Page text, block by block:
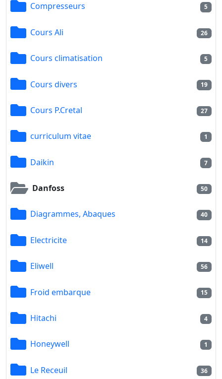
Compresseurs 5
Cours Ali 26
Cours climatisation 5
Cours divers 19
Cours P.Cretal 27
curriculum vitae 1
Daikin 7
Danfoss 50
Diagrammes, Abaques 40
Electricite 14
Eliwell 56
Froid embarque 15
Hitachi 4
Honeywell 1
Le Receuil 36